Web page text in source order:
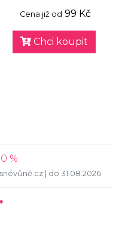
Cena již od 99 Kč
Chci koupit
%
| do 31.08.2026